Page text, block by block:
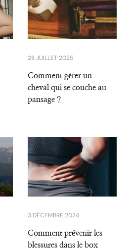
28 JUILLET 2025
Comment gérer un
cheval qui se couche au
pansage ?
3 DÉCEMBRE 2024
Comment prévenir les
blessures dans le box